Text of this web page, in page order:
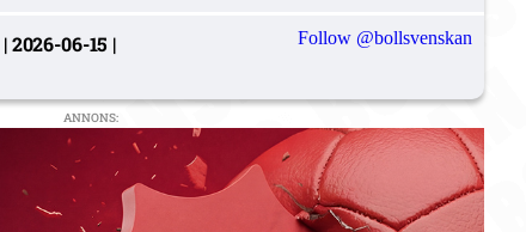
|2026-06-15 | Follow @bollsvenskan
ANNONS: